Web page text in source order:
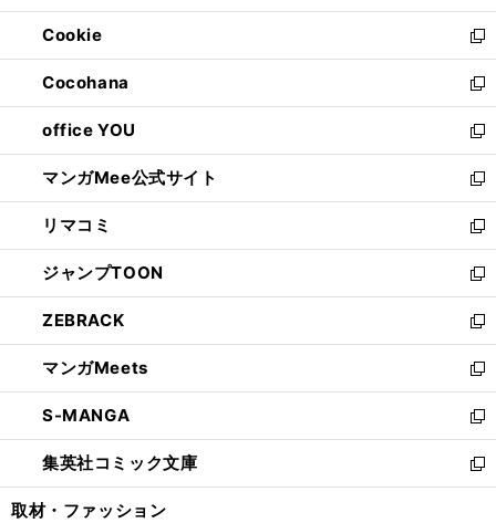
開
く
ウ
で
開
く
ン
ド
ウ
で
開
く
ウ
ィ
ン
ド
ウ
で
開
く
Cookie
新
し
い
ウ
ィ
ン
ド
ウ
で
開
く
Cocohana
新
し
い
ウ
ィ
ン
ド
ウ
で
開
く
office YOU
新
し
い
ウ
ィ
ン
ド
ウ
で
開
く
マンガMee公式サイト
新
し
い
ウ
ィ
ン
ド
ウ
で
開
く
リマコミ
新
し
い
ウ
ィ
ン
ド
ウ
で
開
く
ジャンプTOON
新
し
い
ウ
ィ
ン
ド
ウ
で
開
ZEBRACK
新
し
い
ウ
ィ
ン
ド
ウ
マンガMeets
新
し
い
ウ
ィ
ン
S-MANGA
新
し
い
ウ
集英社コミック文庫
新
し
取材・ファッション